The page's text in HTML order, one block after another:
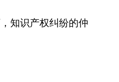
知识产权纠纷的仲